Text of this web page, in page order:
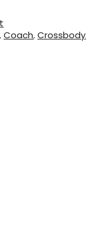
,Coach,Crossbody